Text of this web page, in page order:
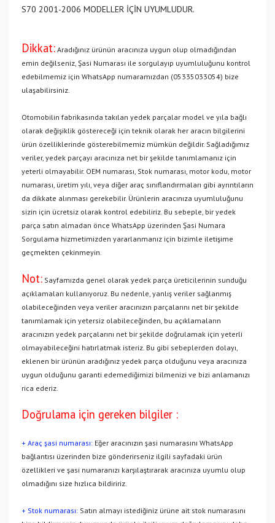
S70 2001-2006 MODELLER İÇİN UYUMLUDUR.
Dikkat: Aradığınız ürünün aracınıza uygun olup olmadığından
emin değilseniz, Şasi Numarası ile sorgulayıp uyumluluğunu kontrol
edebilmemiz için WhatsApp numaramızdan (05335033054) bize
ulaşabilirsiniz.
Otomobilin fabrikasında takılan yedek parçalar model ve yıla bağlı
olarak değişiklik göstereceği için teknik olarak her aracın bilgilerini
ürün özelliklerinde gösterebilmemiz mümkün değildir. Sağladığımız
veriler, yedek parçayı aracınıza net bir şekilde tanımlamanız için
yeterli olmayabilir. OEM numarası, Stok numarası, motor kodu, motor
numarası, üretim yılı, veya diğer araç sınıflandırmaları gibi ayrıntıların
da dikkate alınması gerekebilir. Ürünlerin aracınıza uyumluluğunu
sizin için ücretsiz olarak kontrol edebiliriz. Bu sebeple, bir yedek
parça satın almadan önce WhatsApp üzerinden Şasi Numara
Sorgulama hizmetimizden yararlanmanız için bizimle iletişime
geçmekten çekinmeyin.
Not: Sayfamızda genel olarak yedek parça üreticilerinin sunduğu
açıklamaları kullanıyoruz. Bu nedenle, yanlış veriler sağlanmış
olabileceğinden veya veriler aracınızın parçalarını net bir şekilde
tanımlamak için yetersiz olabileceğinden, bu açıklamaların
aracınızın yedek parçalarını net bir şekilde doğrulamak için yeterli
olmayabileceğini hatırlatmak isteriz. Bu gibi sebeplerden dolayı,
eklenen bir ürünün aradığınız yedek parça olduğunu veya aracınıza
uygun olduğunu garanti edemediğimizi bilmenizi ve bizi anlamanızı
rica ederiz.
Doğrulama için gereken bilgiler :
+ Araç şasi numarası: Eğer aracınızın şasi numarasını WhatsApp
bağlantısı üzerinden bize gönderirseniz ilgili sayfadaki ürün
özellikleri ve şasi numaranızı karşılaştırarak aracınıza uyumlu olup
olmadığını size hızlıca bildiririz.
+ Stok numarası: Satın almayı istediğiniz ürüne ait stok numarasını